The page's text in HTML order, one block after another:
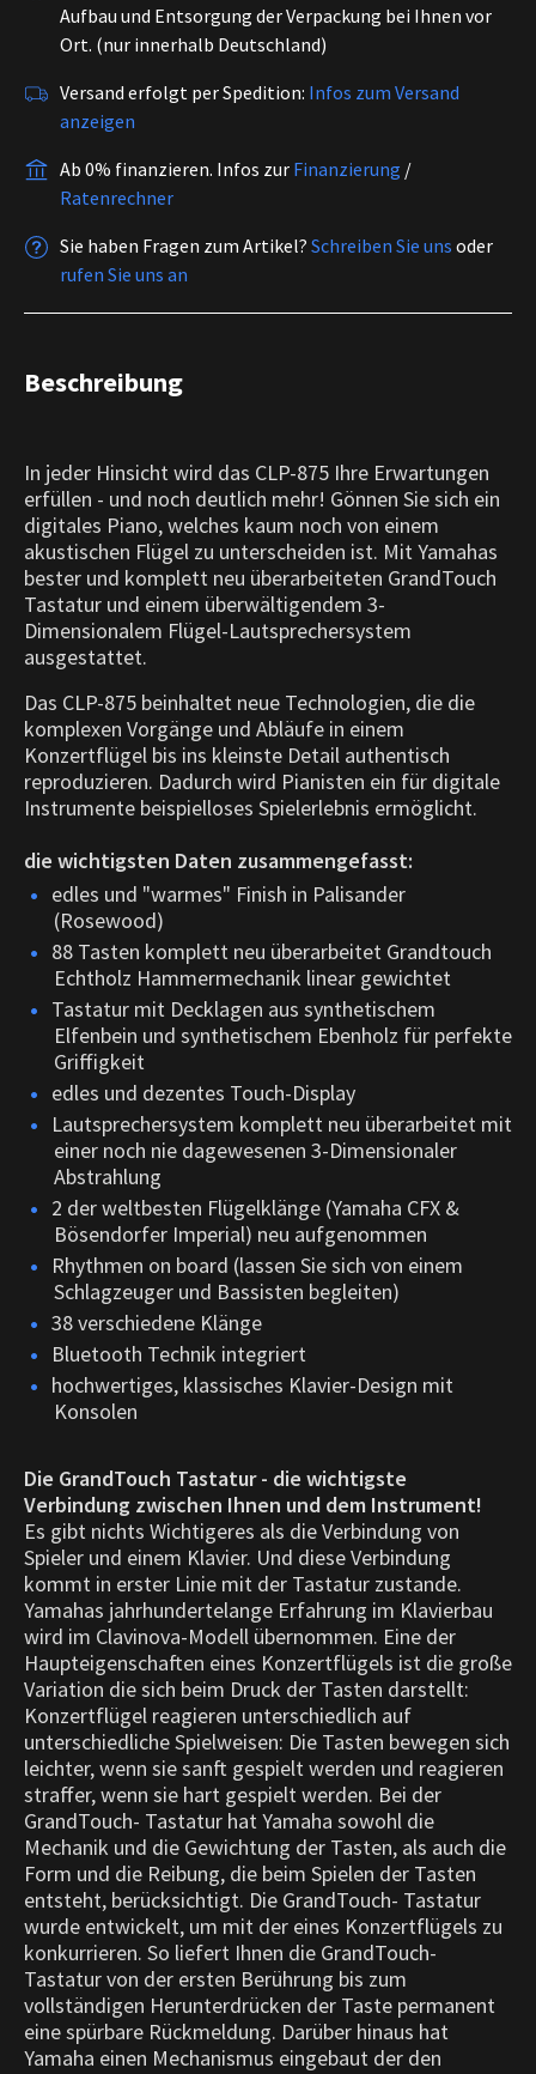
Aufbau und Entsorgung der Verpackung bei Ihnen vor
Ort. (nur innerhalb Deutschland)
Versand erfolgt per Spedition: Infos zum Versand
anzeigen
Ab 0% finanzieren. Infos zur Finanzierung /
Ratenrechner
Sie haben Fragen zum Artikel? Schreiben Sie uns oder
rufen Sie uns an
Beschreibung
In jeder Hinsicht wird das CLP-875 Ihre Erwartungen
erfüllen - und noch deutlich mehr! Gönnen Sie sich ein
digitales Piano, welches kaum noch von einem
akustischen Flügel zu unterscheiden ist. Mit Yamahas
bester und komplett neu überarbeiteten GrandTouch
Tastatur und einem überwältigendem 3-
Dimensionalem Flügel-Lautsprechersystem
ausgestattet.
Das CLP-875 beinhaltet neue Technologien, die die
komplexen Vorgänge und Abläufe in einem
Konzertflügel bis ins kleinste Detail authentisch
reproduzieren. Dadurch wird Pianisten ein für digitale
Instrumente beispielloses Spielerlebnis ermöglicht.
die wichtigsten Daten zusammengefasst:
edles und "warmes" Finish in Palisander
(Rosewood)
88 Tasten komplett neu überarbeitet Grandtouch
Echtholz Hammermechanik linear gewichtet
Tastatur mit Decklagen aus synthetischem
Elfenbein und synthetischem Ebenholz für perfekte
Griffigkeit
edles und dezentes Touch-Display
Lautsprechersystem komplett neu überarbeitet mit
einer noch nie dagewesenen 3-Dimensionaler
Abstrahlung
2 der weltbesten Flügelklänge (Yamaha CFX &
Bösendorfer Imperial) neu aufgenommen
Rhythmen on board (lassen Sie sich von einem
Schlagzeuger und Bassisten begleiten)
38 verschiedene Klänge
Bluetooth Technik integriert
hochwertiges, klassisches Klavier-Design mit
Konsolen
Die GrandTouch Tastatur - die wichtigste
Verbindung zwischen Ihnen und dem Instrument!
Es gibt nichts Wichtigeres als die Verbindung von
Spieler und einem Klavier. Und diese Verbindung
kommt in erster Linie mit der Tastatur zustande.
Yamahas jahrhundertelange Erfahrung im Klavierbau
wird im Clavinova-Modell übernommen. Eine der
Haupteigenschaften eines Konzertflügels ist die große
Variation die sich beim Druck der Tasten darstellt:
Konzertflügel reagieren unterschiedlich auf
unterschiedliche Spielweisen: Die Tasten bewegen sich
leichter, wenn sie sanft gespielt werden und reagieren
straffer, wenn sie hart gespielt werden. Bei der
GrandTouch- Tastatur hat Yamaha sowohl die
Mechanik und die Gewichtung der Tasten, als auch die
Form und die Reibung, die beim Spielen der Tasten
entsteht, berücksichtigt. Die GrandTouch- Tastatur
wurde entwickelt, um mit der eines Konzertflügels zu
konkurrieren. So liefert Ihnen die GrandTouch-
Tastatur von der ersten Berührung bis zum
vollständigen Herunterdrücken der Taste permanent
eine spürbare Rückmeldung. Darüber hinaus hat
Yamaha einen Mechanismus eingebaut der den